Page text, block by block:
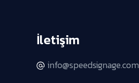
İletişim
info@speedsignage.com